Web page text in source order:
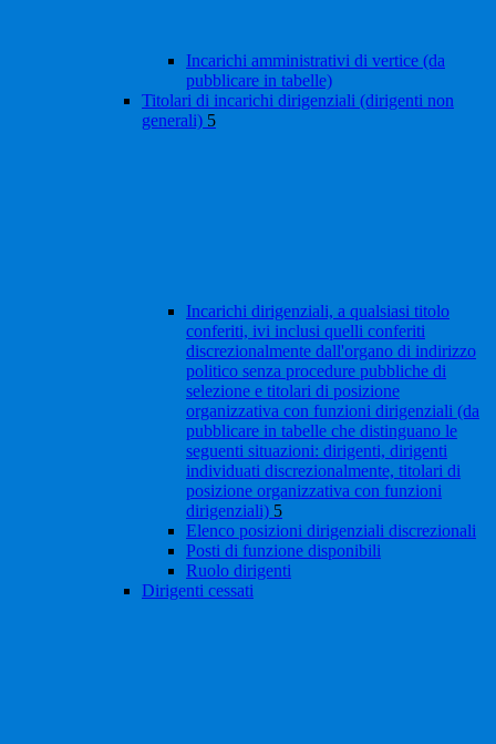
Incarichi amministrativi di vertice (da
pubblicare in tabelle)
Titolari di incarichi dirigenziali (dirigenti non
generali) 5
Incarichi dirigenziali, a qualsiasi titolo
conferiti, ivi inclusi quelli conferiti
discrezionalmente dall'organo di indirizzo
politico senza procedure pubbliche di
selezione e titolari di posizione
organizzativa con funzioni dirigenziali (da
pubblicare in tabelle che distinguano le
seguenti situazioni: dirigenti, dirigenti
individuati discrezionalmente, titolari di
posizione organizzativa con funzioni
dirigenziali) 5
Elenco posizioni dirigenziali discrezionali
Posti di funzione disponibili
Ruolo dirigenti
Dirigenti cessati